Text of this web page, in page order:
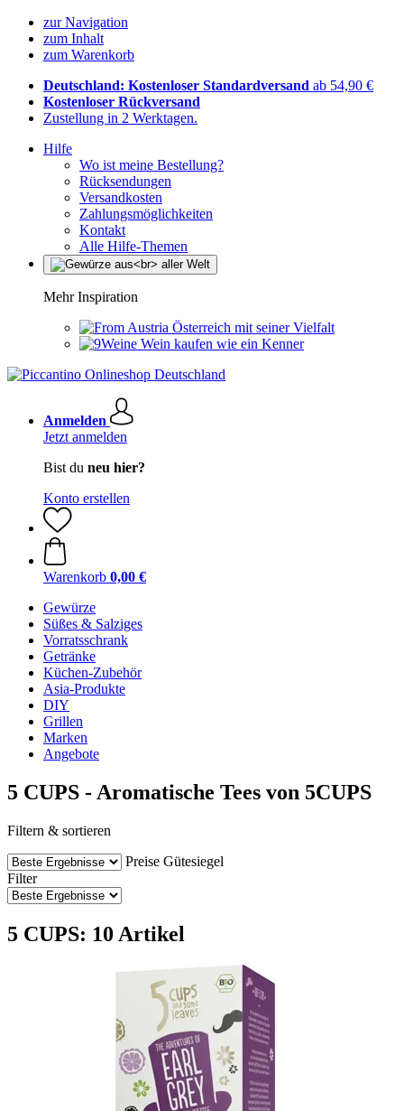
zur Navigation
zum Inhalt
zum Warenkorb
Deutschland: Kostenloser Standardversand ab 54,90 €
Kostenloser Rückversand
Zustellung in 2 Werktagen.
Hilfe
Wo ist meine Bestellung?
Rücksendungen
Versandkosten
Zahlungsmöglichkeiten
Kontakt
Alle Hilfe-Themen
Mehr Inspiration
Österreich mit seiner Vielfalt
Wein kaufen wie ein Kenner
Anmelden
Jetzt anmelden
Bist du neu hier?
Konto erstellen
Warenkorb 0,00 €
Gewürze
Süßes & Salziges
Vorratsschrank
Getränke
Küchen-Zubehör
Asia-Produkte
DIY
Grillen
Marken
Angebote
5 CUPS - Aromatische Tees von 5CUPS
Filtern & sortieren
Preise Gütesiegel
Filter
5 CUPS: 10 Artikel